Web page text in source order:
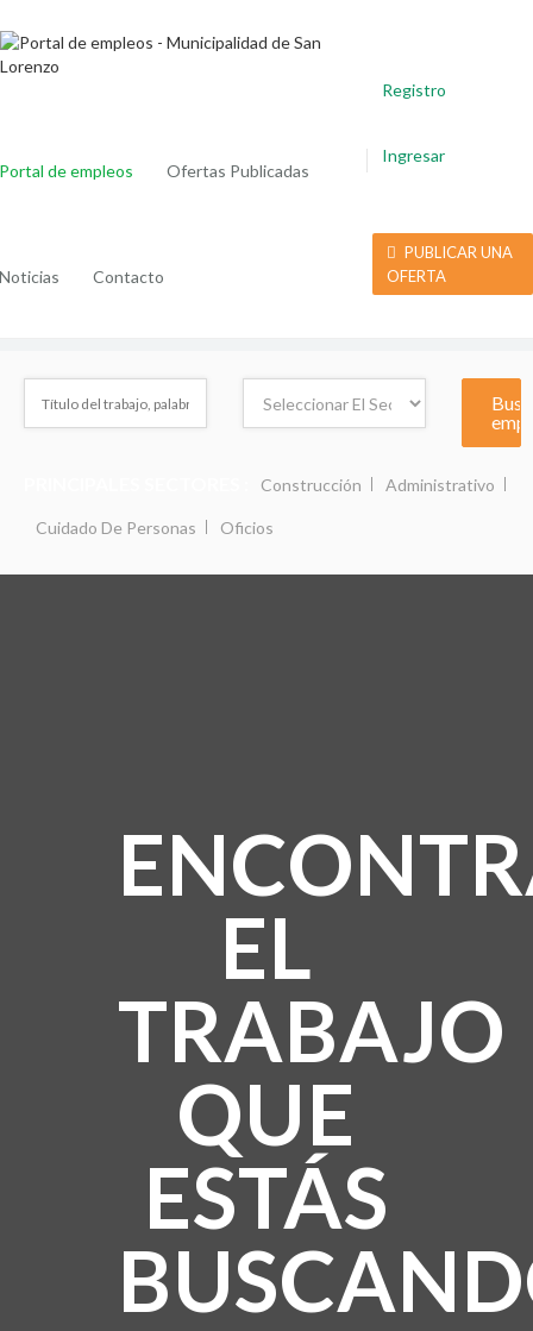
Portal de empleos Ofertas Publicadas
Noticias Contacto
Registro
Ingresar
PUBLICAR UNA
OFERTA
Construcción Administrativo
Cuidado De Personas Oficios
EL
TRABAJO
QUE
ESTÁS